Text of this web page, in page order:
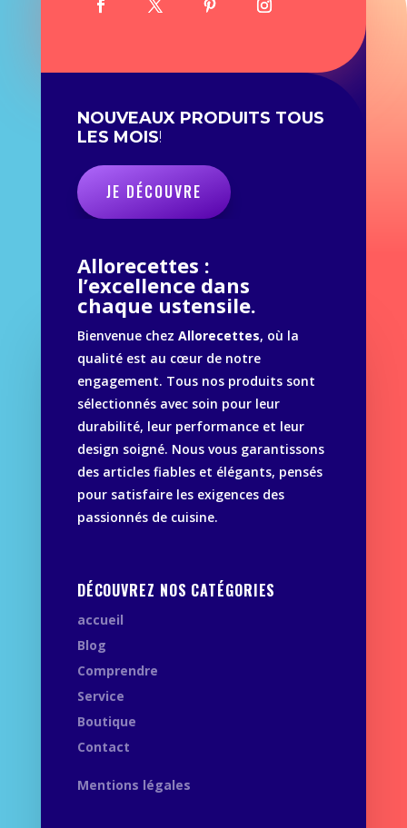
NOUVEAUX PRODUITS TOUS
LES MOIS!
JE DÉCOUVRE
Allorecettes :
l’excellence dans
chaque ustensile.
Bienvenue chez Allorecettes, où la
qualité est au cœur de notre
engagement. Tous nos produits sont
sélectionnés avec soin pour leur
durabilité, leur performance et leur
design soigné. Nous vous garantissons
des articles fiables et élégants, pensés
pour satisfaire les exigences des
passionnés de cuisine.
DÉCOUVREZ NOS CATÉGORIES
accueil
Blog
Comprendre
Service
Boutique
Contact
Mentions légales